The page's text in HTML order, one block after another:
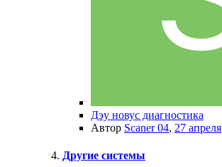
Дэу новус диагностика
Автор Scaner 04, 27 апреля
Другие системы